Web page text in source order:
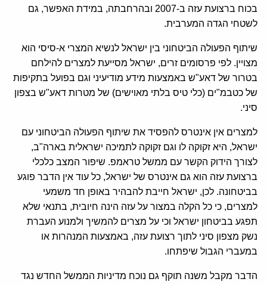
בכוח ברצועת עזה ב-2007 ובהרחבתה, במידת האפשר, גם
לשטחי הגדה המערבית.
שיתוף הפעולה הביטחוני בין ישראל לנשיא המצרי א-סיסי הוא
מצויין. לפי פרסומים זרים, ישראל מסייעת למצרים להילחם
בטרור של דאע"ש באמצעות מידע מודיעיני וגם בפועל בתקיפות
של כטבמ"ים (כלי טיס בלתי מאוישים) של מטרות דאע"ש בצפון
סיני.
למצרים אין אינטרס להפסיד את שיתוף הפעולה הביטחוני עם
ישראל, היא זקוקה לו וגם זקוקה לתמיכה ישראלית בארה"ב,
לצורך הידוק הקשר עם ממשל טראמפ. שיפור המצב כלכלי
ברצועת עזה הוא גם אינטרס של ישראל, כל עוד אין הדבר פוגע
בביטחונה. לכן, ישראל חייבת להבהיר באופן חד משמעי
למצרים, כי כל הקלה במצור על עזה הינה חיובית, בתנאי שלא
תפגע בביטחון ישראל וכי על מצרים להמשיך ולמנוע העברת
נשק מצפון סיני לתוך רצועת עזה, באמצעות המנהרות או
במעברי הגבול שיפתחו.
הדבר מקבל משנה תוקף גם נוכח מדיניות הממשל החדש נגד